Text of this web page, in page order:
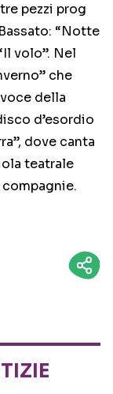
pezzi prog
“Notte
volo”. Nel
che
della
d’esordio
dove canta
teatrale